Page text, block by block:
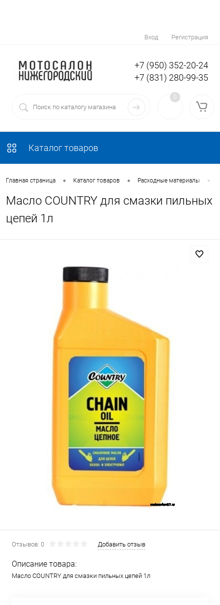
Вход Регистрация
+7 (950) 352-20-24
+7 (831) 280-99-35
0
Каталог товаров
Главная страница • Каталог товаров • Расходные материалы •
Масло COUNTRY для смазки пильных
цепей 1л
Отзывов: 0 Добавить отзыв
Описание товара:
Масло COUNTRY для смазки пильных цепей 1л